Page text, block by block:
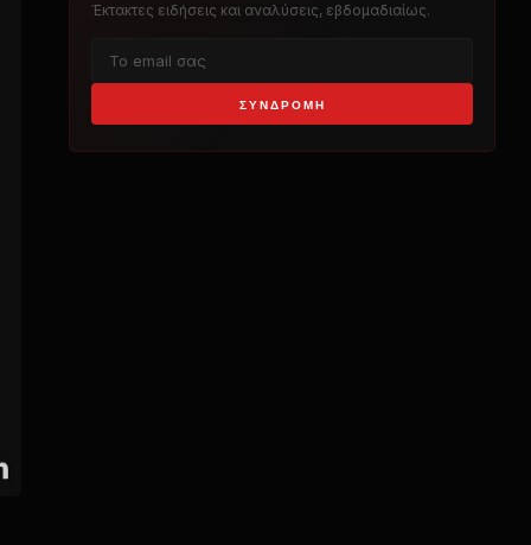
Έκτακτες ειδήσεις και αναλύσεις, εβδομαδιαίως.
ΣΥΝΔΡΟΜΉ